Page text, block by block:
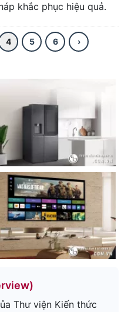
khắc phục hiệu quả.
4 5 6 ›
Thư viện Kiến thức